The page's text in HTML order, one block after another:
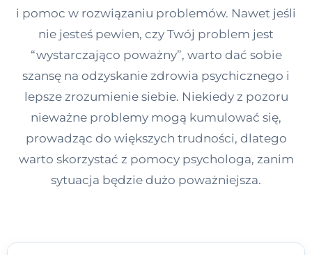
i pomoc w rozwiązaniu problemów. Nawet jeśli
nie jesteś pewien, czy Twój problem jest
“wystarczająco poważny”, warto dać sobie
szansę na odzyskanie zdrowia psychicznego i
lepsze zrozumienie siebie. Niekiedy z pozoru
nieważne problemy mogą kumulować się,
prowadząc do większych trudności, dlatego
warto skorzystać z pomocy psychologa, zanim
sytuacja będzie dużo poważniejsza.